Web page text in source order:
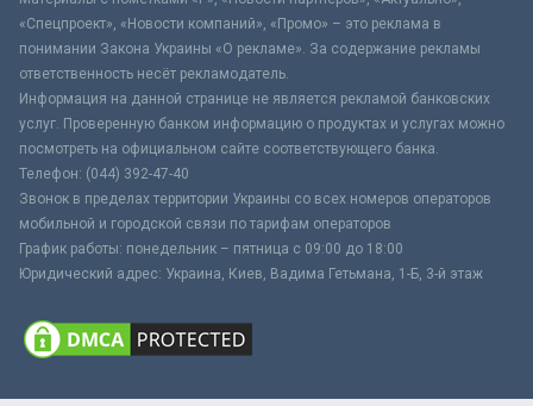
«Спецпроект», «Новости компаний», «Промо» – это реклама в
понимании Закона Украины «О рекламе». За содержание рекламы
ответственность несёт рекламодатель.
Информация на данной странице не является рекламой банковских
услуг. Проверенную банком информацию о продуктах и услугах можно
посмотреть на официальном сайте соответствующего банка.
Телефон: (044) 392-47-40
Звонок в пределах территории Украины со всех номеров операторов
мобильной и городской связи по тарифам операторов
График работы: понедельник – пятница с 09:00 до 18:00
Юридический адрес: Украина, Киев, Вадима Гетьмана, 1-Б, 3-й этаж